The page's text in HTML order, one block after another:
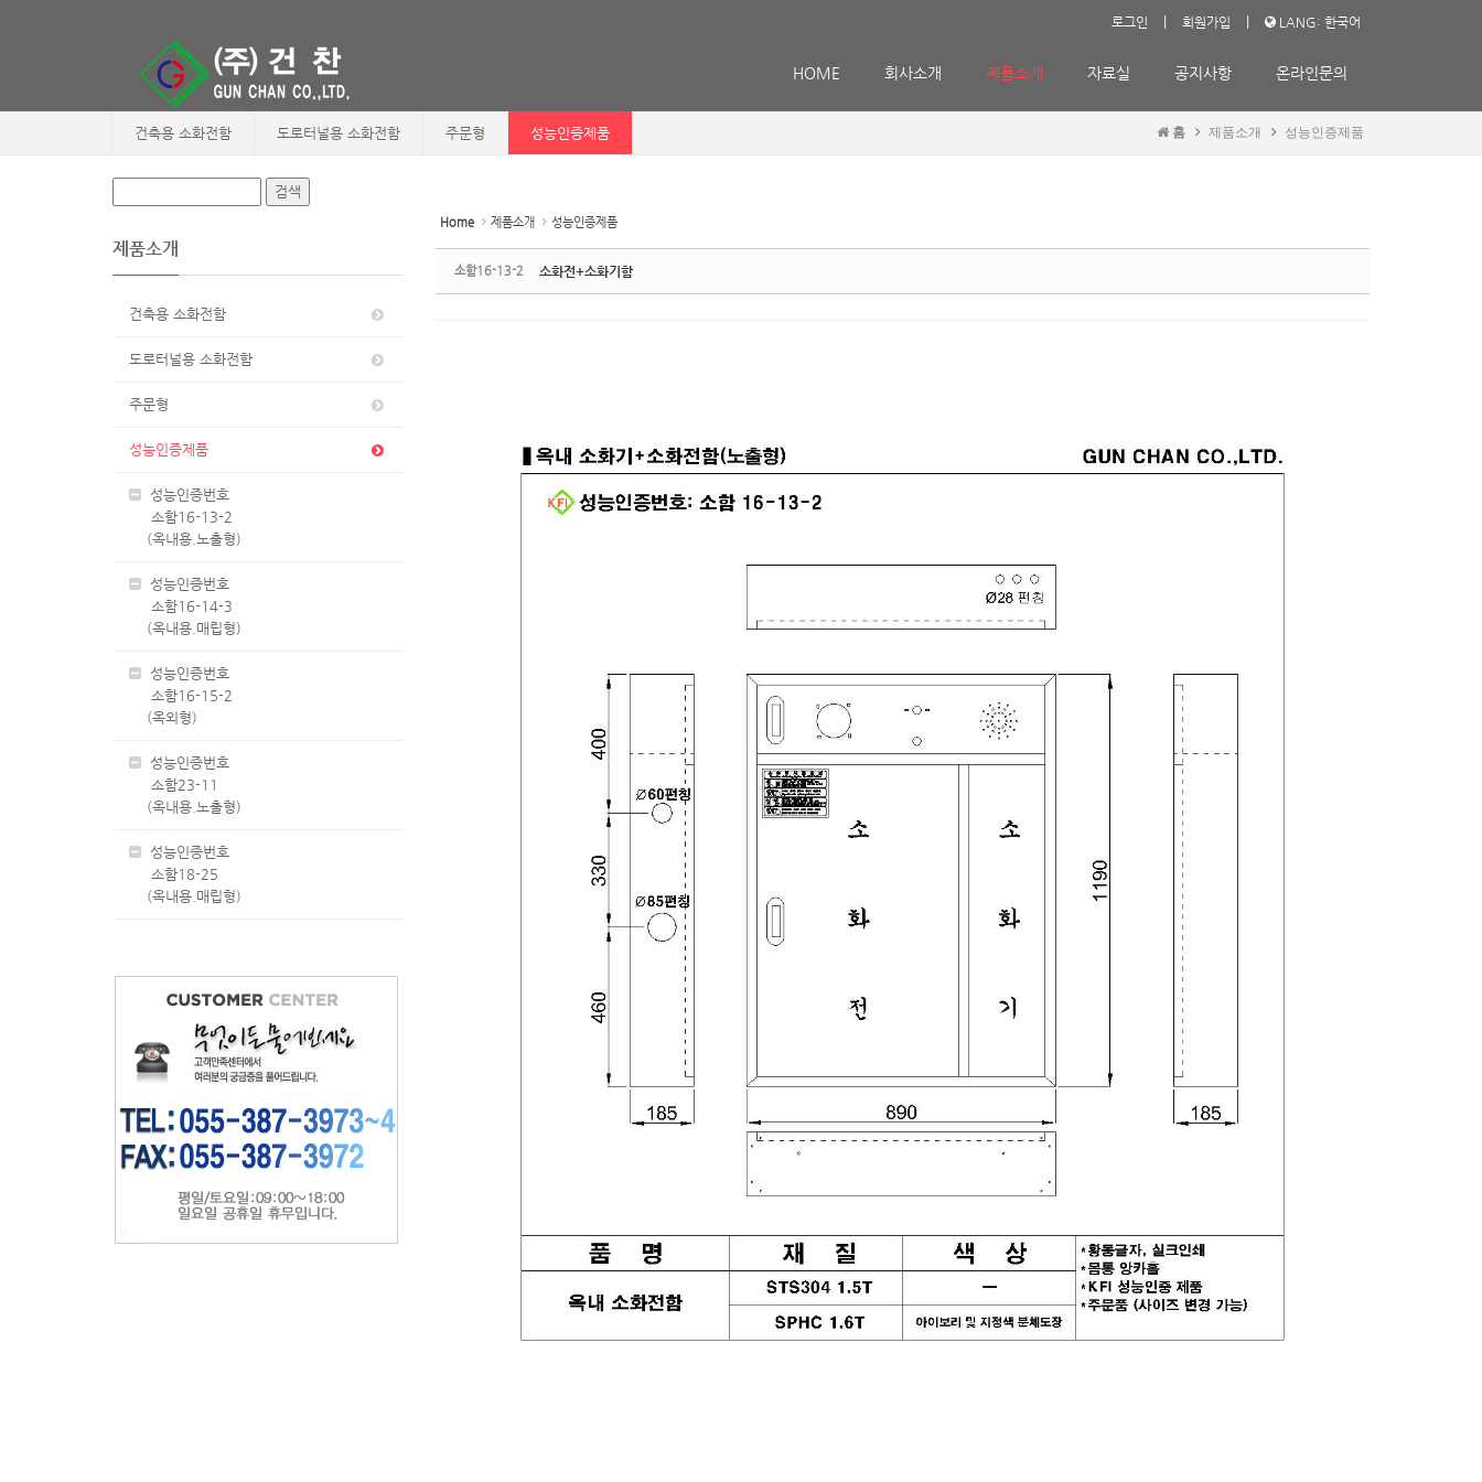
로그인 회원가입 LANG: 한국어
HOME 회사소개 제품소개 자료실 공지사항 온라인문의
건축용 소화전함 도로터널용 소화전함 주문형 성능인증제품 홈 제품소개 성능인증제품
제품소개
건축용 소화전함
도로터널용 소화전함
주문형
성능인증제품
성능인증번호
소함16-13-2
(옥내용.노출형)
성능인증번호
소함16-14-3
(옥내용.매립형)
성능인증번호
소함16-15-2
(옥외형)
성능인증번호
소함23-11
(옥내용.노출형)
성능인증번호
소함18-25
(옥내용.매립형)
Home 제품소개 성능인증제품
소함16-13-2 소화전+소화기함